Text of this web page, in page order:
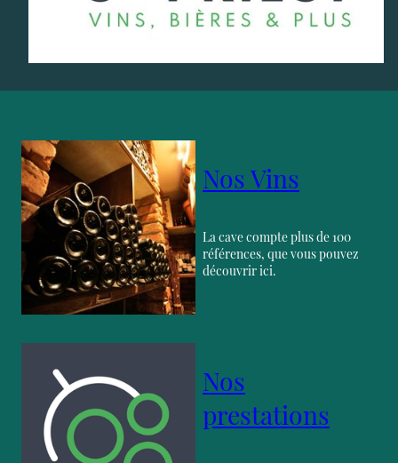
Nos Vins
La cave compte plus de 100
références, que vous pouvez
découvrir ici.
Nos
prestations